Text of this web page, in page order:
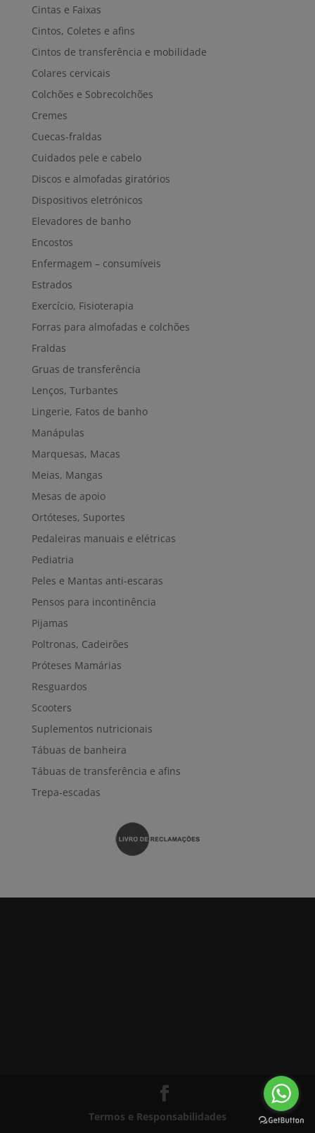
Cintas e Faixas
Cintos, Coletes e afins
Cintos de transferência e mobilidade
Colares cervicais
Colchões e Sobrecolchões
Cremes
Cuecas-fraldas
Cuidados pele e cabelo
Discos e almofadas giratórios
Dispositivos eletrónicos
Elevadores de banho
Encostos
Enfermagem – consumíveis
Estrados
Exercício, Fisioterapia
Forras para almofadas e colchões
Fraldas
Gruas de transferência
Lenços, Turbantes
Lingerie, Fatos de banho
Manápulas
Marquesas, Macas
Meias, Mangas
Mesas de apoio
Ortóteses, Suportes
Pedaleiras manuais e elétricas
Pediatria
Peles e Mantas anti-escaras
Pensos para incontinência
Pijamas
Poltronas, Cadeirões
Próteses Mamárias
Resguardos
Scooters
Suplementos nutricionais
Tábuas de banheira
Tábuas de transferência e afins
Trepa-escadas
Termos e Responsabilidades